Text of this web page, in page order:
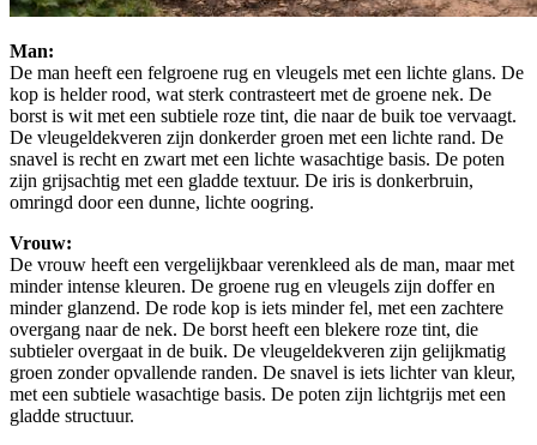
Man:
De man heeft een felgroene rug en vleugels met een lichte glans. De
kop is helder rood, wat sterk contrasteert met de groene nek. De
borst is wit met een subtiele roze tint, die naar de buik toe vervaagt.
De vleugeldekveren zijn donkerder groen met een lichte rand. De
snavel is recht en zwart met een lichte wasachtige basis. De poten
zijn grijsachtig met een gladde textuur. De iris is donkerbruin,
omringd door een dunne, lichte oogring.
Vrouw:
De vrouw heeft een vergelijkbaar verenkleed als de man, maar met
minder intense kleuren. De groene rug en vleugels zijn doffer en
minder glanzend. De rode kop is iets minder fel, met een zachtere
overgang naar de nek. De borst heeft een blekere roze tint, die
subtieler overgaat in de buik. De vleugeldekveren zijn gelijkmatig
groen zonder opvallende randen. De snavel is iets lichter van kleur,
met een subtiele wasachtige basis. De poten zijn lichtgrijs met een
gladde structuur.